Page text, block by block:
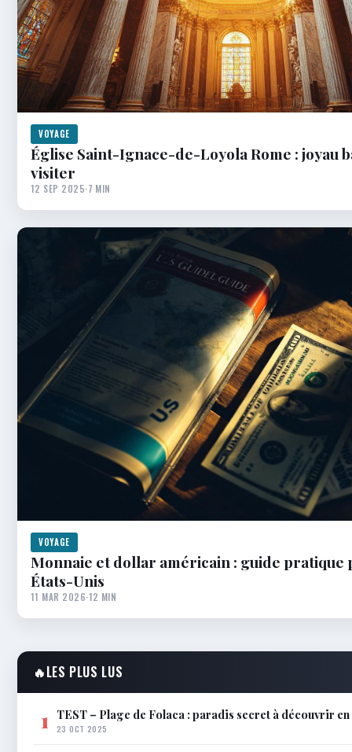
VOYAGE
Église Saint-Ignace-de-Loyola Rome : joyau
visiter
12 SEP 2025·7 MIN
VOYAGE
Monnaie et dollar américain : guide pratique
États-Unis
11 MAR 2026·12 MIN
🔥LES PLUS LUS
1 TEST – Plage de Folaca : paradis secret à découvrir
23 OCT 2025